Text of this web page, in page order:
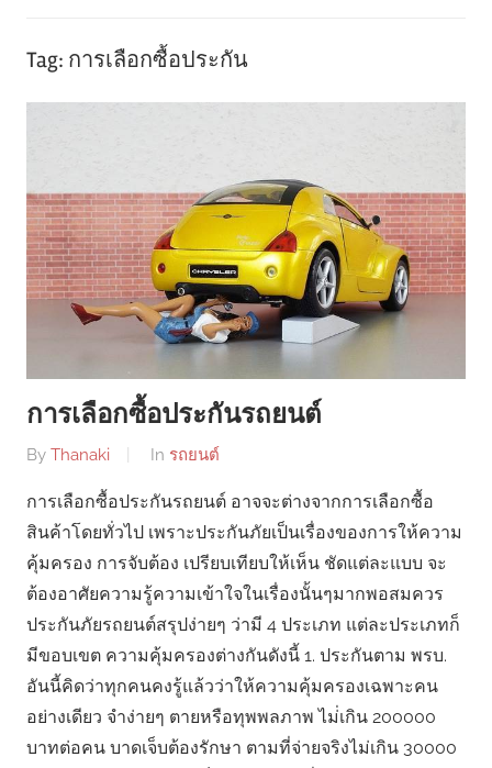
Tag: การเลือกซื้อประกัน
การเลือกซื้อประกันรถยนต์
By Thanaki In รถยนต์
การเลือกซื้อประกันรถยนต์ อาจจะต่างจากการเลือกซื้อ
สินค้าโดยทั่วไป เพราะประกันภัยเป็นเรื่องของการให้ความ
คุ้มครอง การจับต้อง เปรียบเทียบให้เห็น ชัดแต่ละแบบ จะ
ต้องอาศัยความรู้ความเข้าใจในเรื่องนั้นๆมากพอสมควร
ประกันภัยรถยนต์สรุปง่ายๆ ว่ามี 4 ประเภท แต่ละประเภทก็
มีขอบเขต ความคุ้มครองต่างกันดังนี้ 1. ประกันตาม พรบ.
อันนี้คิดว่าทุกคนคงรู้แล้วว่าให้ความคุ้มครองเฉพาะคน
อย่างเดียว จำง่ายๆ ตายหรือทุพพลภาพ ไม่่เกิน 200000
บาทต่อคน บาดเจ็บต้องรักษา ตามที่จ่ายจริงไม่เกิน 30000